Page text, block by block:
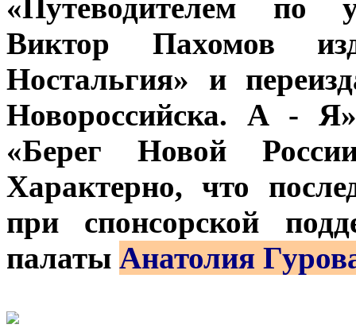
«Путеводителем по
Виктор Пахомов
Ностальгия» и
Новороссийска. А -
«Берег Новой
Характерно, что
при спонсорской
палаты Анатолия